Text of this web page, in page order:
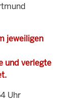
jeweiligen
und verlegte
Uhr